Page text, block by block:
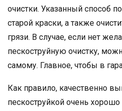
очистки. Указанный способ
старой краски, а также
грязи. В случае, если нет
пескоструйную очистку,
самому. Главное, чтобы в
Как правило, качественно
пескоструйкой очень хорошо